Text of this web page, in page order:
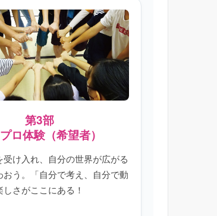
第3部
ロ体験（希望者）
け入れ、自分の世界が広がる
おう。「自分で考え、自分で動
しさがここにある！